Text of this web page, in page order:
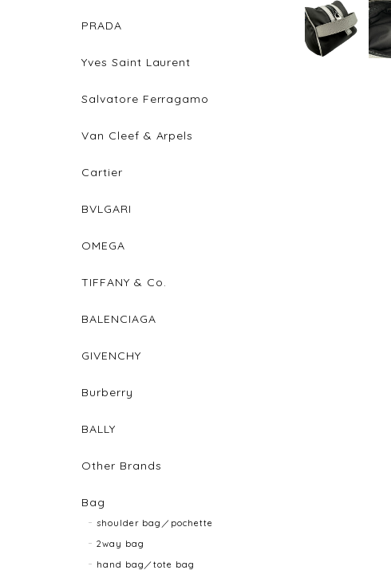
PRADA
Yves Saint Laurent
Salvatore Ferragamo
Van Cleef & Arpels
Cartier
BVLGARI
OMEGA
TIFFANY & Co.
BALENCIAGA
GIVENCHY
Burberry
BALLY
Other Brands
Bag
shoulder bag／pochette
2way bag
hand bag／tote bag